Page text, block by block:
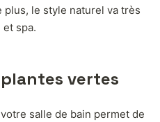
le style naturel va très
et spa.
vertes
salle de bain permet de